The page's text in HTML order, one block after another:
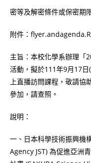
密等及解密條件或保密期
附件：
主旨：本校化學系辦理「
活動，擬於111年9月17
上直播訪問課程，敬請
參加，請查照。
說明：
一、日本科學技術振興機
Agency JST) 為促進亞洲